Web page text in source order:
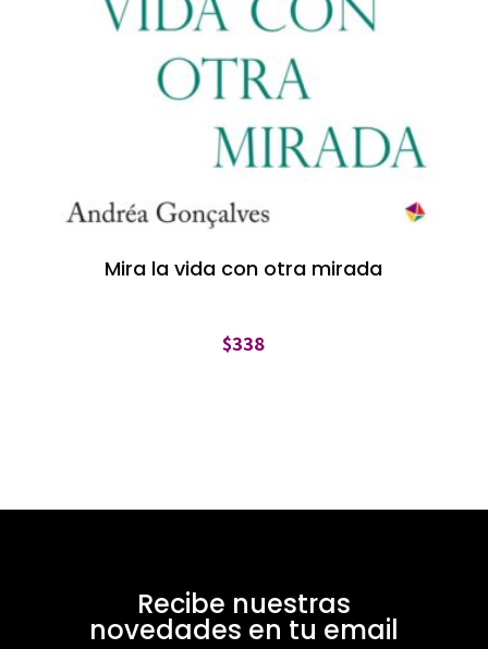
Mira la vida con otra mirada
$338
Recibe nuestras
novedades en tu email